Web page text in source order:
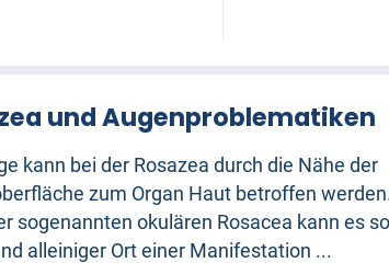
und Augenproblematiken
kann bei der Rosazea durch die Nähe der
zum Organ Haut betroffen
sogenannten okulären Rosacea kann es
alleiniger Ort einer Manifestation ...